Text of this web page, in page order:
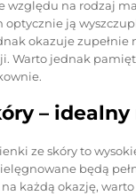
względu na rodzaj
optycznie ją
okazuje
Warto jednak
–
ze skóry to
będą
każdą okazję,